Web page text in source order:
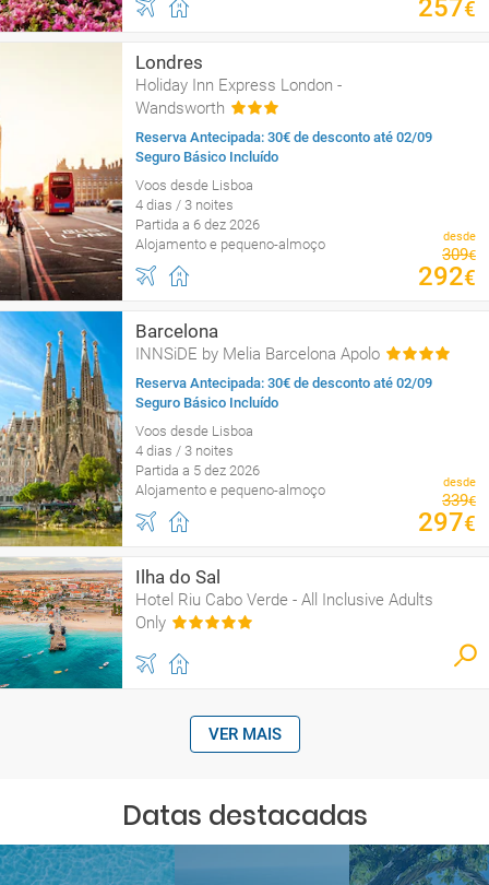
257€
Londres
Holiday Inn Express London -
Wandsworth
Reserva Antecipada: 30€ de desconto até 02/09
Seguro Básico Incluído
Voos desde Lisboa
4 dias / 3 noites
Partida a 6 dez 2026
Alojamento e pequeno-almoço
desde
309€
292€
Barcelona
INNSiDE by Melia Barcelona Apolo
Reserva Antecipada: 30€ de desconto até 02/09
Seguro Básico Incluído
Voos desde Lisboa
4 dias / 3 noites
Partida a 5 dez 2026
Alojamento e pequeno-almoço
desde
339€
297€
Ilha do Sal
Hotel Riu Cabo Verde - All Inclusive Adults
Only
VER MAIS
Datas destacadas